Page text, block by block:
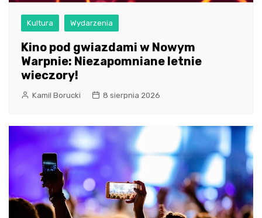
Kultura Wydarzenia
Kino pod gwiazdami w Nowym
Warpnie: Niezapomniane letnie
wieczory!
Kamil Borucki 8 sierpnia 2026